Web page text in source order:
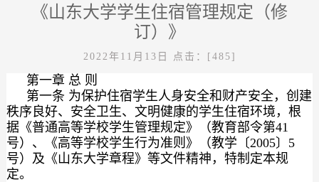
《山东大学学生住宿管理规定（修
订）》
2022年11月13日 点击：[ 485]
第一章 总 则
第一条 为保护住宿学生人身安全和财产安全，创建
秩序良好、安全卫生、文明健康的学生住宿环境，根
据《普通高等学校学生管理规定》（教育部令第41
号）、《高等学校学生行为准则》（教学〔2005〕5
号）及《山东大学章程》等文件精神，特制定本规
定。